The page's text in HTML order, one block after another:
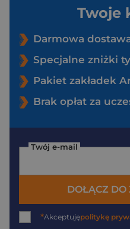
Twoje
Darmowa
Specjalne zniżki
Pakiet zakładek
Brak opłat za
Twój e-mail
DOŁĄCZ DO
*Akceptujępolitykę